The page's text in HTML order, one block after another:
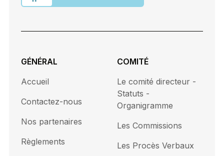
GÉNÉRAL
Accueil
Contactez-nous
Nos partenaires
Règlements
COMITÉ
Le comité directeur -
Statuts -
Organigramme
Les Commissions
Les Procès Verbaux